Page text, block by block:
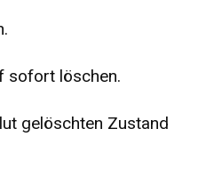
sofort löschen.
gelöschten Zustand